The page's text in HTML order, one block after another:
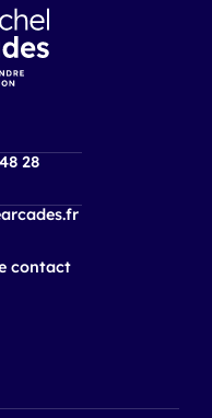
28
contact